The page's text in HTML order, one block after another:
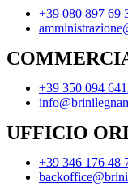
+39 080 897 69
+39 350 094
UFFICIO
+39 346 176 48